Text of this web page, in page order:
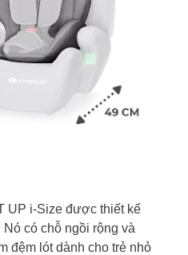
UP i-Size được thiết kế
có chỗ ngồi rộng và
đệm lót dành cho trẻ nhỏ